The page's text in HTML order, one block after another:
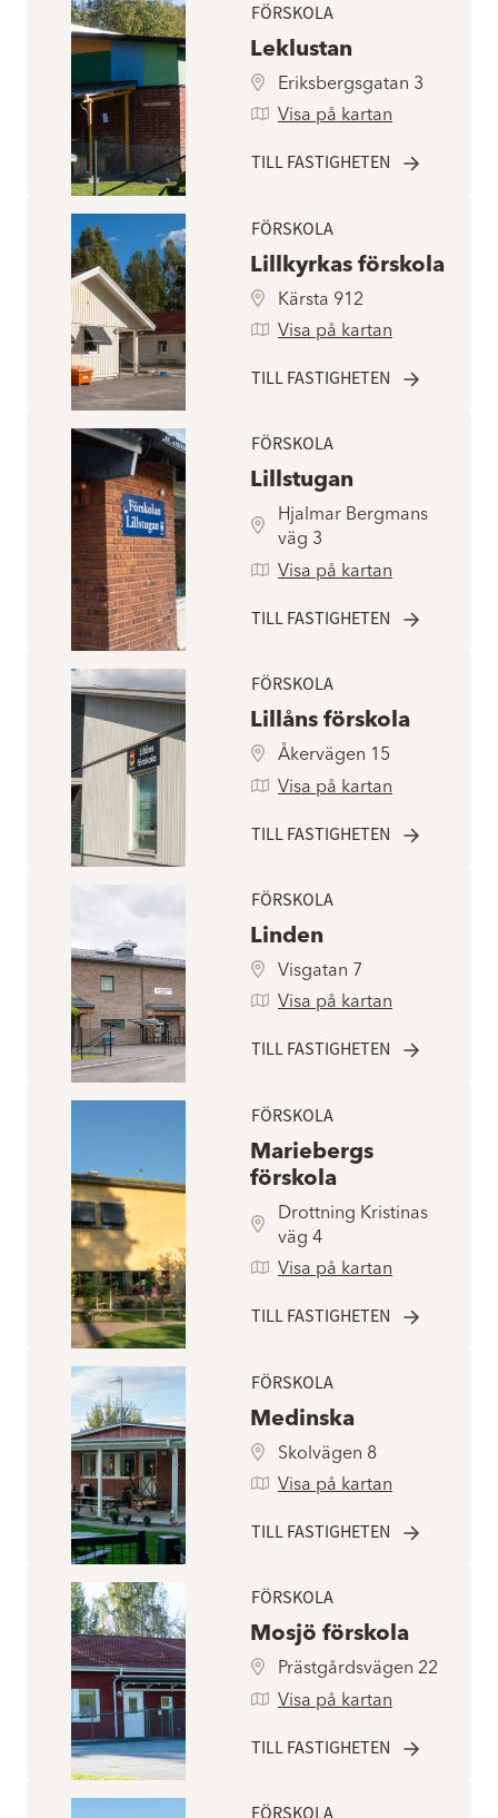
FÖRSKOLA
Leklustan
Eriksbergsgatan 3
Visa på kartan
TILL FASTIGHETEN
FÖRSKOLA
Lillkyrkas förskola
Kärsta 912
Visa på kartan
TILL FASTIGHETEN
FÖRSKOLA
Lillstugan
Hjalmar Bergmans
väg 3
Visa på kartan
TILL FASTIGHETEN
FÖRSKOLA
Lillåns förskola
Åkervägen 15
Visa på kartan
TILL FASTIGHETEN
FÖRSKOLA
Linden
Visgatan 7
Visa på kartan
TILL FASTIGHETEN
FÖRSKOLA
Mariebergs
förskola
Drottning Kristinas
väg 4
Visa på kartan
TILL FASTIGHETEN
FÖRSKOLA
Medinska
Skolvägen 8
Visa på kartan
TILL FASTIGHETEN
FÖRSKOLA
Mosjö förskola
Prästgårdsvägen 22
Visa på kartan
TILL FASTIGHETEN